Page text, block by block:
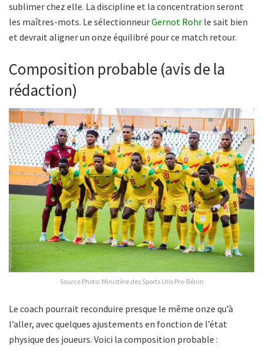
sublimer chez elle. La discipline et la concentration seront
les maîtres-mots. Le sélectionneurGernot Rohr le sait bien
et devrait aligner un onze équilibré pour ce match retour.
Composition probable (avis de la
rédaction)
Source Photo: Ministère des Sports Uris Pro-Bénin
Le coach pourrait reconduire presque le même onze qu’à
l’aller, avec quelques ajustements en fonction de l’état
physique des joueurs. Voici la composition probable :